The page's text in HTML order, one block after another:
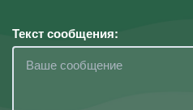
Текст сообщения: